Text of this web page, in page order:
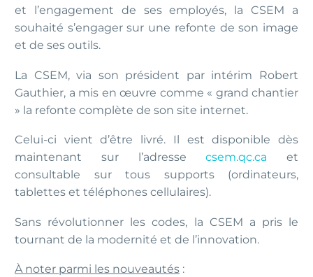
et l’engagement de ses employés, la CSEM a
souhaité s’engager sur une refonte de son image
et de ses outils.
La CSEM, via son président par intérim Robert
Gauthier, a mis en œuvre comme « grand chantier
» la refonte complète de son site internet.
Celui-ci vient d’être livré. Il est disponible dès
maintenant sur l’adressecsem.qc.ca et
consultable sur tous supports (ordinateurs,
tablettes et téléphones cellulaires).
Sans révolutionner les codes, la CSEM a pris le
tournant de la modernité et de l’innovation.
À noter parmi les nouveautés :